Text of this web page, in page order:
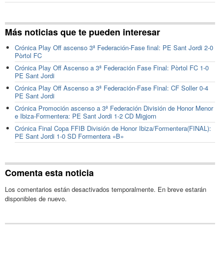
Más noticias que te pueden interesar
Crónica Play Off ascenso 3ª Federación-Fase final: PE Sant Jordi 2-0
Pòrtol FC
Crónica Play Off Ascenso a 3ª Federación Fase Final: Pòrtol FC 1-0
PE Sant Jordi
Crónica Play Off Ascenso a 3ª Federación-Fase Final: CF Soller 0-4
PE Sant Jordi
Crónica Promoción ascenso a 3ª Federación División de Honor Menor
e Ibiza-Formentera: PE Sant Jordi 1-2 CD Migjorn
Crónica Final Copa FFIB División de Honor Ibiza/Formentera(FINAL):
PE Sant Jordi 1-0 SD Formentera «B»
Comenta esta noticia
Los comentarios están desactivados temporalmente. En breve estarán
disponibles de nuevo.